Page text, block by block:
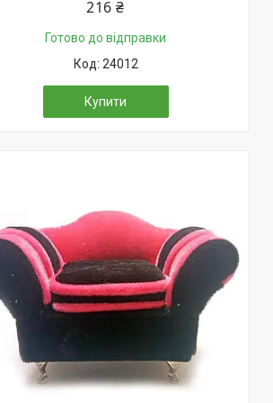
216 ₴
Готово до відправки
24012
Купити